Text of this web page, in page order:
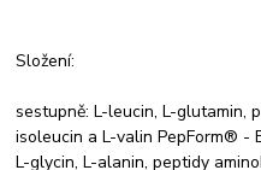
Složení:
sestupně: L-leucin, L-glutamin,
isoleucin a L-valin PepForm® -
L-glycin, L-alanin, peptidy